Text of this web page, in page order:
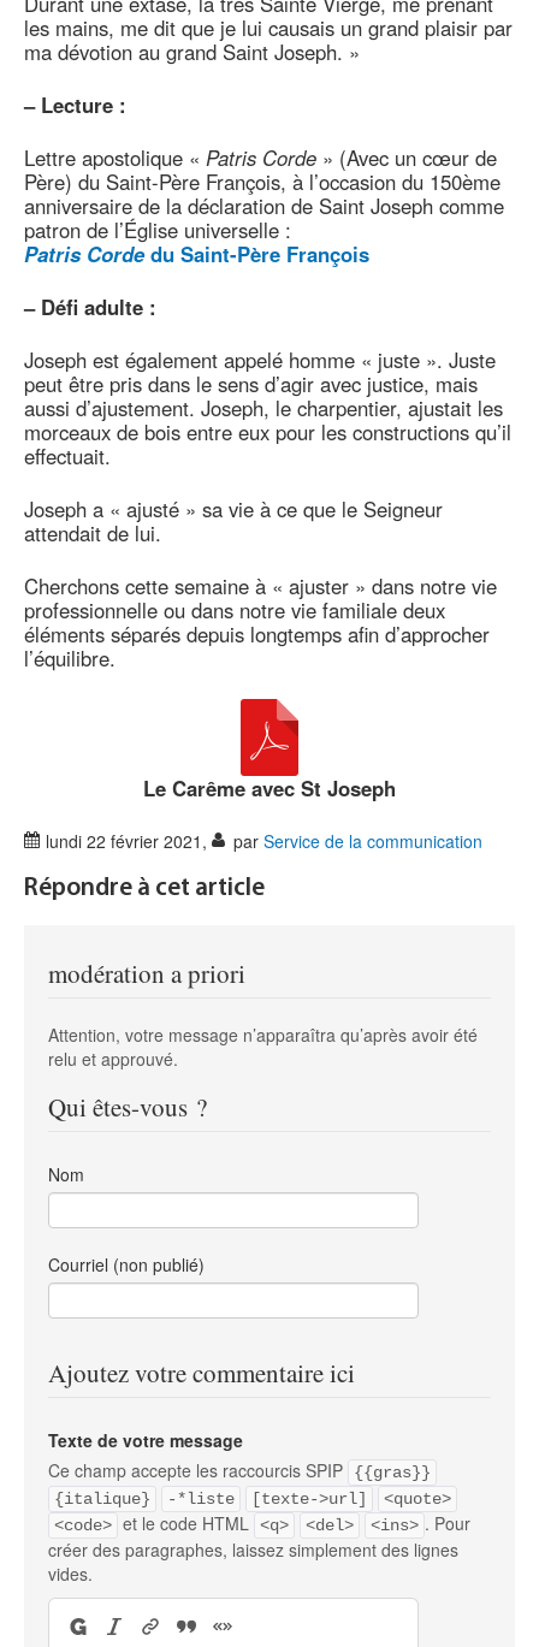
les mains, me dit que je lui causais un grand plaisir par
ma dévotion au grand Saint Joseph. »
– Lecture :
Lettre apostolique « Patris Corde » (Avec un cœur de
Père) du Saint-Père François, à l’occasion du 150ème
anniversaire de la déclaration de Saint Joseph comme
patron de l’Église universelle :
Patris Cordedu Saint-Père François
– Défi adulte :
Joseph est également appelé homme « juste ». Juste
peut être pris dans le sens d’agir avec justice, mais
aussi d’ajustement. Joseph, le charpentier, ajustait les
morceaux de bois entre eux pour les constructions qu’il
effectuait.
Joseph a « ajusté » sa vie à ce que le Seigneur
attendait de lui.
Cherchons cette semaine à « ajuster » dans notre vie
professionnelle ou dans notre vie familiale deux
éléments séparés depuis longtemps afin d’approcher
l’équilibre.
Le Carême avec St Joseph
lundi 22 février 2021 , par Service de la communication
Répondre à cet article
modération a priori
Attention, votre message n’apparaîtra qu’après avoir été
relu et approuvé.
Qui êtes-vous ?
Nom
Courriel (non publié)
Ajoutez votre commentaire ici
Texte de votre message
Ce champ accepte les raccourcis SPIP
{{gras}}
{italique}
-*liste [texte->url]
<quote>
<code> et le code HTML <q> <del> <ins> . Pour
créer des paragraphes, laissez simplement des lignes
vides.